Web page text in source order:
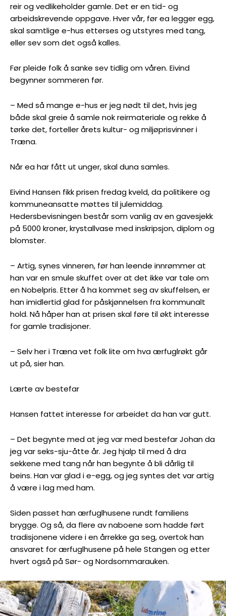
reir og vedlikeholder gamle. Det er en tid- og
arbeidskrevende oppgave. Hver vår, før ea legger egg,
skal samtlige e-hus etterses og utstyres med tang,
eller sev som det også kalles.
Før pleide folk å sanke sev tidlig om våren. Eivind
begynner sommeren før.
– Med så mange e-hus er jeg nødt til det, hvis jeg
både skal greie å samle nok reirmateriale og rekke å
tørke det, forteller årets kultur- og miljøprisvinner i
Træna.
Når ea har fått ut unger, skal duna samles.
Eivind Hansen fikk prisen fredag kveld, da politikere og
kommuneansatte møttes til julemiddag.
Hedersbevisningen består som vanlig av en gavesjekk
på 5000 kroner, krystallvase med inskripsjon, diplom og
blomster.
– Artig, synes vinneren, før han leende innrømmer at
han var en smule skuffet over at det ikke var tale om
en Nobelpris. Etter å ha kommet seg av skuffelsen, er
han imidlertid glad for påskjønnelsen fra kommunalt
hold. Nå håper han at prisen skal føre til økt interesse
for gamle tradisjoner.
– Selv her i Træna vet folk lite om hva ærfuglrøkt går
ut på, sier han.
Lærte av bestefar
Hansen fattet interesse for arbeidet da han var gutt.
– Det begynte med at jeg var med bestefar Johan da
jeg var seks-sju-åtte år. Jeg hjalp til med å dra
sekkene med tang når han begynte å bli dårlig til
beins. Han var glad i e-egg, og jeg syntes det var artig
å være i lag med ham.
Siden passet han ærfuglhusene rundt familiens
brygge. Og så, da flere av naboene som hadde ført
tradisjonene videre i en årrekke ga seg, overtok han
ansvaret for ærfuglhusene på hele Stangen og etter
hvert også på Sør- og Nordsommarauken.